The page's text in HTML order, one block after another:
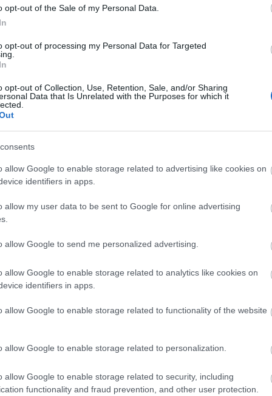
opt-out of the Sale of my Personal Data.
opt-out of processing my Personal Data for Targeted
opt-out of Collection, Use, Retention, Sale, and/or Sharing
Data that Is Unrelated with the Purposes for which it
allow Google to enable storage related to advertising like cookies on
identifiers in apps.
allow my user data to be sent to Google for online advertising
allow Google to send me personalized advertising.
allow Google to enable storage related to analytics like cookies on
identifiers in apps.
allow Google to enable storage related to functionality of the website
allow Google to enable storage related to personalization.
allow Google to enable storage related to security, including
functionality and fraud prevention, and other user protection.
érdekesség komi nőszövetség
Box Házában nyitották meg az összorosz
Tetszik
is forgatnak
Remélhetőleg a nyenyecekről is forgat a Jamal -
tévétársaság forgatócsoportja megérkezett a
Jamali Körzetbe. A „Север-Пресс”-nek a körzeti